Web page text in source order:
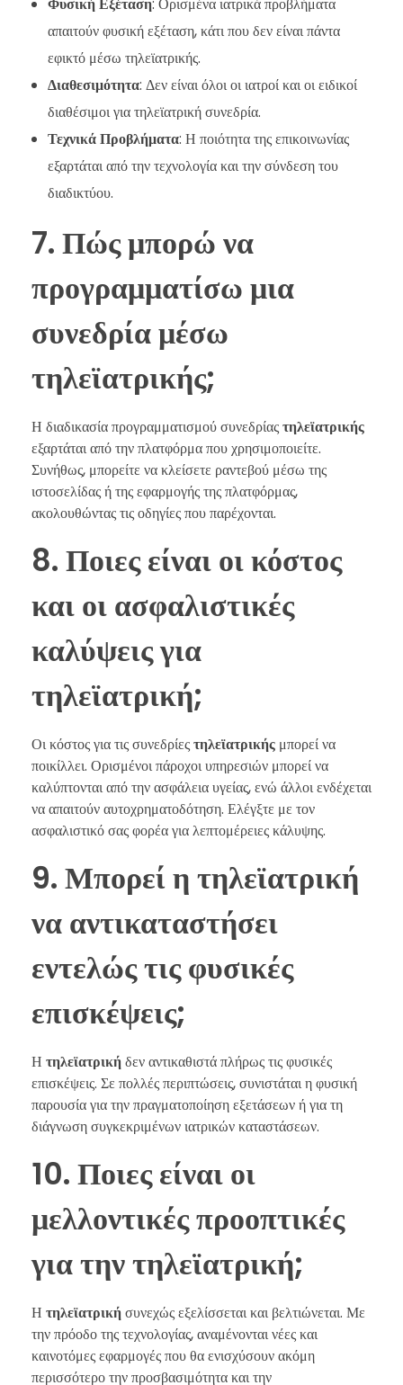
Φυσική Εξέταση: Ορισμένα ιατρικά προβλήματα
απαιτούν φυσική εξέταση, κάτι που δεν είναι πάντα
εφικτό μέσω τηλεϊατρικής.
Διαθεσιμότητα: Δεν είναι όλοι οι ιατροί και οι ειδικοί
διαθέσιμοι για τηλεϊατρική συνεδρία.
Τεχνικά Προβλήματα: Η ποιότητα της επικοινωνίας
εξαρτάται από την τεχνολογία και την σύνδεση του
διαδικτύου.
7. Πώς μπορώ να
προγραμματίσω μια
συνεδρία μέσω
τηλεϊατρικής;
Η διαδικασία προγραμματισμού συνεδρίαςτηλεϊατρικής
εξαρτάται από την πλατφόρμα που χρησιμοποιείτε.
Συνήθως, μπορείτε να κλείσετε ραντεβού μέσω της
ιστοσελίδας ή της εφαρμογής της πλατφόρμας,
ακολουθώντας τις οδηγίες που παρέχονται.
8. Ποιες είναι οι κόστος
και οι ασφαλιστικές
καλύψεις για
τηλεϊατρική;
Οι κόστος για τις συνεδρίεςτηλεϊατρικής μπορεί να
ποικίλλει. Ορισμένοι πάροχοι υπηρεσιών μπορεί να
καλύπτονται από την ασφάλεια υγείας, ενώ άλλοι ενδέχεται
να απαιτούν αυτοχρηματοδότηση. Ελέγξτε με τον
ασφαλιστικό σας φορέα για λεπτομέρειες κάλυψης.
9. Μπορεί η τηλεϊατρική
να αντικαταστήσει
εντελώς τις φυσικές
επισκέψεις;
Η τηλεϊατρικήδεν αντικαθιστά πλήρως τις φυσικές
επισκέψεις. Σε πολλές περιπτώσεις, συνιστάται η φυσική
παρουσία για την πραγματοποίηση εξετάσεων ή για τη
διάγνωση συγκεκριμένων ιατρικών καταστάσεων.
10. Ποιες είναι οι
μελλοντικές προοπτικές
για την τηλεϊατρική;
Η τηλεϊατρικήσυνεχώς εξελίσσεται και βελτιώνεται. Με
την πρόοδο της τεχνολογίας, αναμένονται νέες και
καινοτόμες εφαρμογές που θα ενισχύσουν ακόμη
περισσότερο την προσβασιμότητα και την